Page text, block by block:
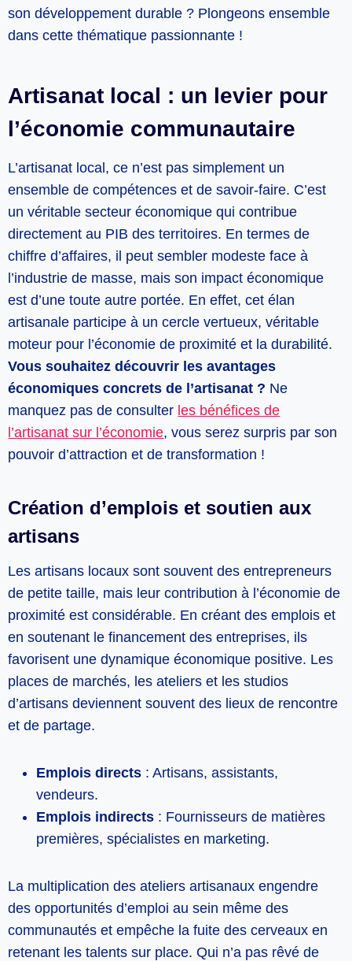
son développement durable ? Plongeons ensemble
dans cette thématique passionnante !
Artisanat local : un levier pour
l’économie communautaire
L’artisanat local, ce n’est pas simplement un
ensemble de compétences et de savoir-faire. C’est
un véritable secteur économique qui contribue
directement au PIB des territoires. En termes de
chiffre d’affaires, il peut sembler modeste face à
l’industrie de masse, mais son impact économique
est d’une toute autre portée. En effet, cet élan
artisanale participe à un cercle vertueux, véritable
moteur pour l’économie de proximité et la durabilité.
Vous souhaitez découvrir les avantages
économiques concrets de l’artisanat ? Ne
manquez pas de consulter les bénéfices de
l’artisanat sur l’économie, vous serez surpris par son
pouvoir d’attraction et de transformation !
Création d’emplois et soutien aux
artisans
Les artisans locaux sont souvent des entrepreneurs
de petite taille, mais leur contribution à l’économie de
proximité est considérable. En créant des emplois et
en soutenant le financement des entreprises, ils
favorisent une dynamique économique positive. Les
places de marchés, les ateliers et les studios
d’artisans deviennent souvent des lieux de rencontre
et de partage.
Emplois directs : Artisans, assistants,
vendeurs.
Emplois indirects : Fournisseurs de matières
premières, spécialistes en marketing.
La multiplication des ateliers artisanaux engendre
des opportunités d’emploi au sein même des
communautés et empêche la fuite des cerveaux en
retenant les talents sur place. Qui n’a pas rêvé de